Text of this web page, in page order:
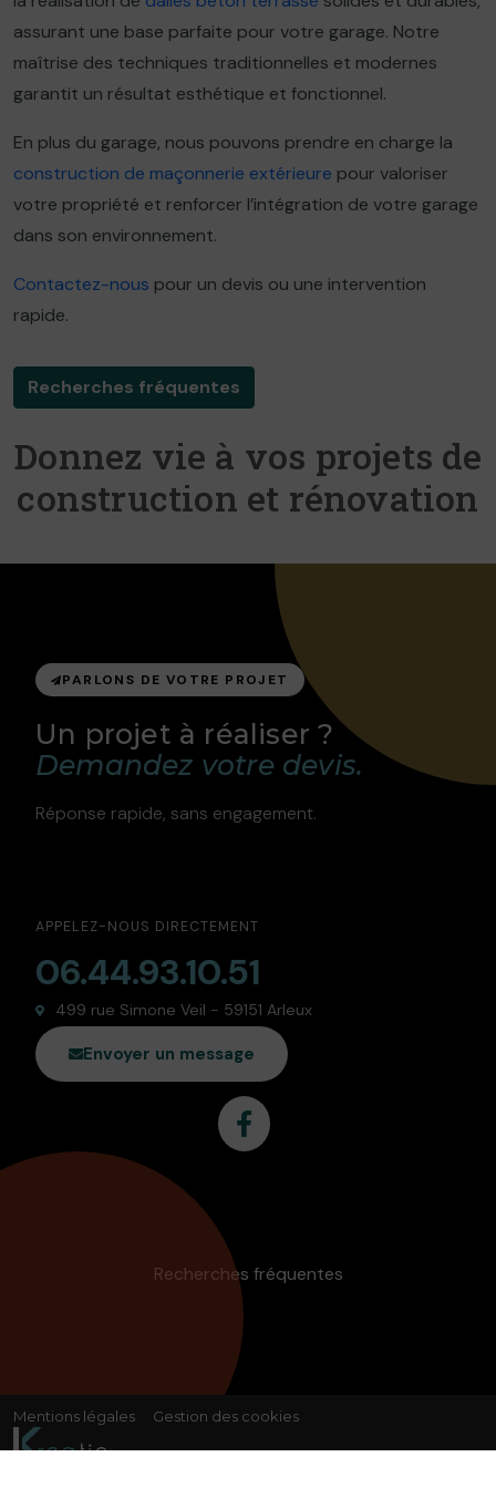
assurant une base parfaite pour votre garage. Notre
maîtrise des techniques traditionnelles et modernes
garantit un résultat esthétique et fonctionnel.
En plus du garage, nous pouvons prendre en charge la
construction de maçonnerie extérieure pour valoriser
votre propriété et renforcer l’intégration de votre garage
dans son environnement.
Contactez-nous pour un devis ou une intervention
rapide.
Recherches fréquentes
Donnez vie à vos projets de
construction et rénovation
PARLONS DE VOTRE PROJET
Un projet à réaliser ?
Demandez votre devis.
Réponse rapide, sans engagement.
APPELEZ-NOUS DIRECTEMENT
06.44.93.10.51
499 rue Simone Veil - 59151 Arleux
Envoyer un message
Recherches fréquentes
Mentions légales Gestion des cookies